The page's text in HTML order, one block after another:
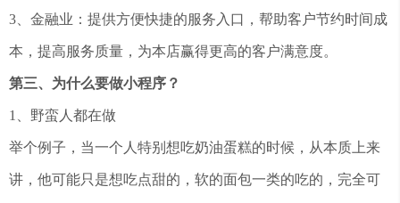
3、金融业：提供方便快捷的服务入口，帮助客户节约时间成
本，提高服务质量，为本店赢得更高的客户满意度。
第三、为什么要做小程序？
1、野蛮人都在做
举个例子，当一个人特别想吃奶油蛋糕的时候，从本质上来
讲，他可能只是想吃点甜的，软的面包一类的吃的，完全可